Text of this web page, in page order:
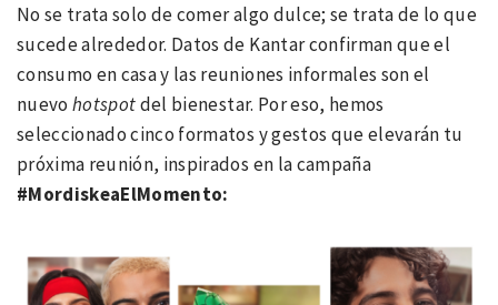
No se trata solo de comer algo dulce; se trata de lo que
sucede alrededor. Datos de Kantar confirman que el
consumo en casa y las reuniones informales son el
nuevohotspotdel bienestar. Por eso, hemos
seleccionado cinco formatos y gestos que elevarán tu
próxima reunión, inspirados en la campaña
#MordiskeaElMomento: